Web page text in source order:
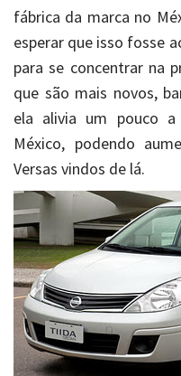
fábrica da marca no
esperar que isso fosse
para se concentrar na
que são mais novos,
ela alivia um pouco
México, podendo
Versas vindos de lá.